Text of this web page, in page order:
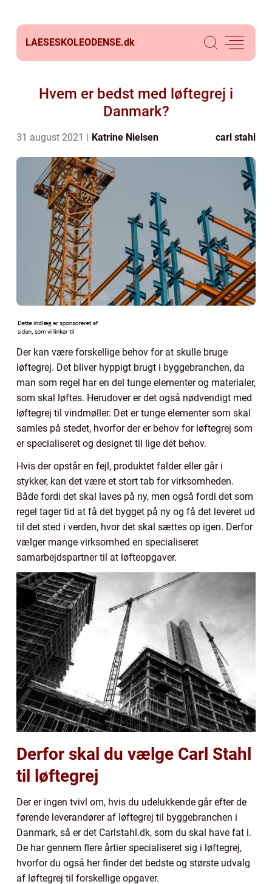
LAESESKOLEODENSE.dk
Hvem er bedst med løftegrej i
Danmark?
31 august 2021 Katrine Nielsen carl stahl
Der kan være forskellige behov for at skulle bruge
løftegrej. Det bliver hyppigt brugt i byggebranchen, da
man som regel har en del tunge elementer og materialer,
som skal løftes. Herudover er det også nødvendigt med
løftegrej til vindmøller. Det er tunge elementer som skal
samles på stedet, hvorfor der er behov for løftegrej som
er specialiseret og designet til lige dét behov.
Hvis der opstår en fejl, produktet falder eller går i
stykker, kan det være et stort tab for virksomheden.
Både fordi det skal laves på ny, men også fordi det som
regel tager tid at få det bygget på ny og få det leveret ud
til det sted i verden, hvor det skal sættes op igen. Derfor
vælger mange virksomhed en specialiseret
samarbejdspartner til at løfteopgaver.
Derfor skal du vælge Carl Stahl
til løftegrej
Der er ingen tvivl om, hvis du udelukkende går efter de
førende leverandører af løftegrej til byggebranchen i
Danmark, så er det Carlstahl.dk, som du skal have fat i.
De har gennem flere årtier specialiseret sig i løftegrej,
hvorfor du også her finder det bedste og største udvalg
af løftegrej til forskellige opgaver.